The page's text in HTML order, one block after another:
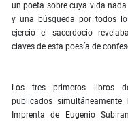
un poeta sobre cuya vida
y una búsqueda por todos
ejerció el sacerdocio
claves de esta poesía de
Los tres primeros libros
publicados
Imprenta de Eugenio